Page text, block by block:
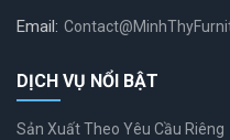
Email:
DỊCH VỤ NỔI BẬT
Sản Xuất Theo Yêu Cầu Riêng